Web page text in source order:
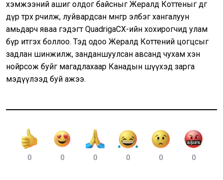
хэмжээний ашиг олдог байсныг Жералд Коттеныг өдгөө
дүр төрхөө өөрчилж, луйвардсан мөнгөөрөө элбэг хангалуун
амьдарч яваа гэдэгт QuadrigaCX-ийн хохирогчид улам
бүр итгэх боллоо. Тэд одоо Жералд Коттений цогцсыг
задлан шинжилж, занданшуулсан авсанд чухам хэн
нойрсож буйг магадлахаар Канадын шүүхэд зарга
мэдүүлээд буй ажээ.
0 0 0 0 0 0